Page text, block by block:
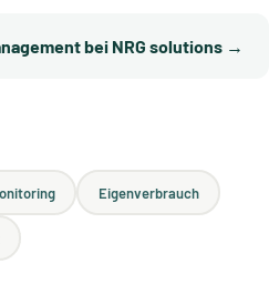
bei NRG solutions →
Eigenverbrauch